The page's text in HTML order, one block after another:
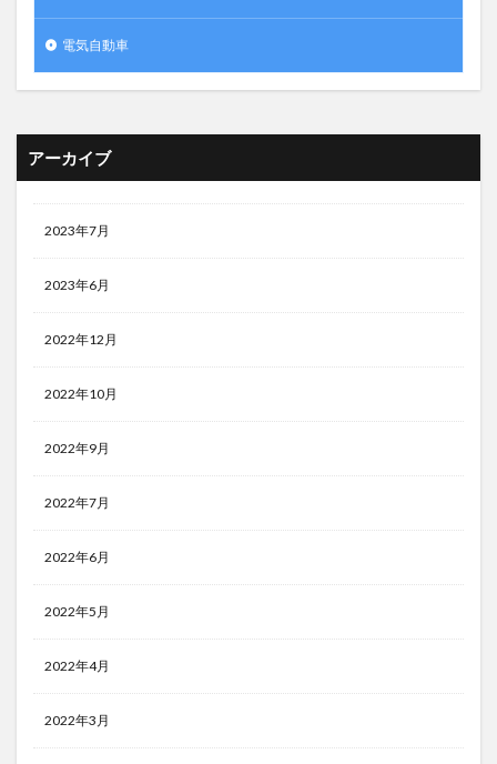
電気自動車
アーカイブ
2023年7月
2023年6月
2022年12月
2022年10月
2022年9月
2022年7月
2022年6月
2022年5月
2022年4月
2022年3月